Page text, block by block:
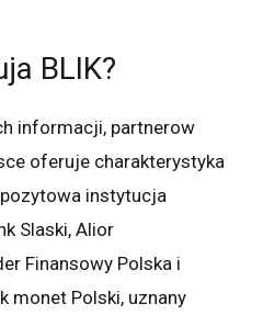
BLIK?
informacji, partnerow
oferuje charakterystyka
instytucja
Slaski, Alior
Finansowy Polska i
monet Polski, uznany